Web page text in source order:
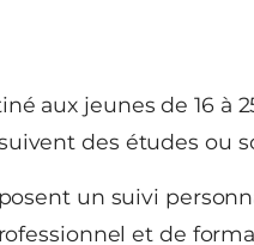
aux jeunes de 16 à
des études ou
un suivi
et de